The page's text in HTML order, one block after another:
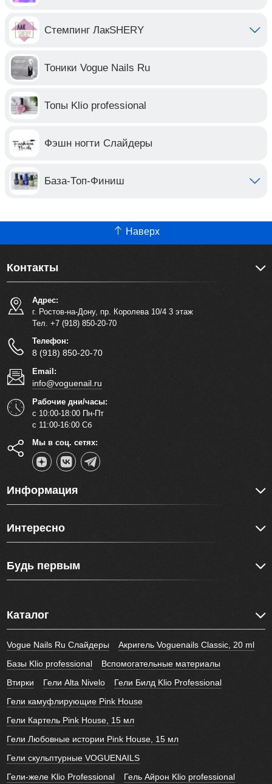
Стемпинг ЛакSHERY
Тоники Vogue Nails Ru
Топы Klio professional
Фэшн ногти Слайдеры
База-Топ-Финиш
Наверх
Контакты
Адрес:
г. Ростов-на-Дону, пр. Королева 10/4 3 этаж
Тел. +7 (918) 850-20-70
Телефон:
8 (918) 850-20-70
Email:
info@voguenail.ru
Рабочие дни/часы:
с 10:00-18:00 Пн-Пт
с 11:00-16:00 Сб
Мы в соц. сетях:
Информация
Интересно
Будь первым
Каталог
Vogue Nails Ru Слайдеры
Акригель Voguenails Classic, 20 ml
Базы Klio professional
Вспомогательные материалы
Втирки
Гели Alta Nivelo
Гели Билд Klio Professional
Гели камуфлирующие Pink House
Гели Картель Pink House, 15 мл
Гели Любовные истории Pink House, 15 мл
Гели скульптурные VOGUENAILS
Гели-желе Klio Professional
Гель Айрон Klio professional